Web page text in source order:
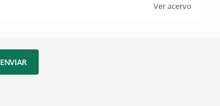
Ver acervo
ENVIAR